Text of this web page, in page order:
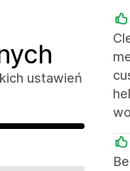
ustawień